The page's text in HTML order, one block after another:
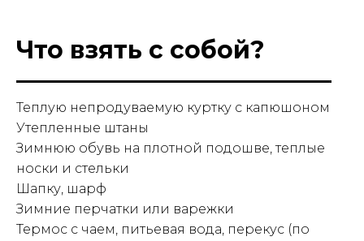
Что взять с собой?
Теплую непродуваемую куртку с капюшоном
Утепленные штаны
Зимнюю обувь на плотной подошве, теплые
носки и стельки
Шапку, шарф
Зимние перчатки или варежки
Термос с чаем, питьевая вода, перекус (по